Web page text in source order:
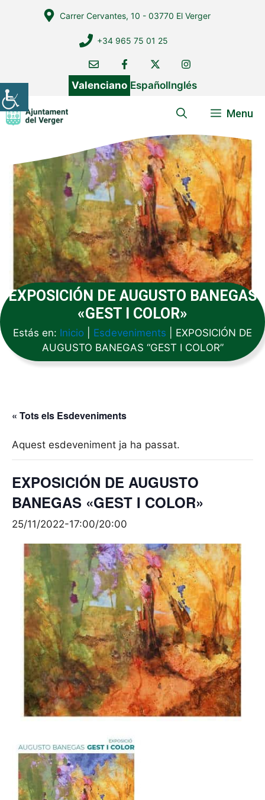
Carrer Cervantes, 10 - 03770 El Verger
+34 965 75 01 25
Valenciano EspañolInglés
Menu
EXPOSICIÓN DE AUGUSTO BANEGAS
«GEST I COLOR»
Estás en: Inicio Esdeveniments
EXPOSICIÓN DE
AUGUSTO BANEGAS “GEST I COLOR”
« Tots els Esdeveniments
Aquest esdeveniment ja ha passat.
EXPOSICIÓN DE AUGUSTO
BANEGAS «GEST I COLOR»
25/11/2022-17:00/20:00